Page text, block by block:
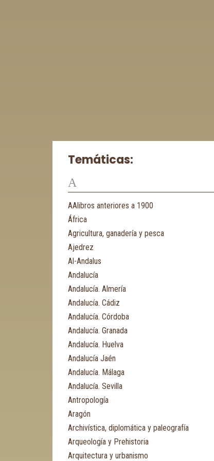
Temáticas:
A
AAlibros anteriores a 1900
África
Agricultura, ganadería y pesca
Ajedrez
Al-Andalus
Andalucía
Andalucía. Almería
Andalucía. Cádiz
Andalucía. Córdoba
Andalucía. Granada
Andalucía. Huelva
Andalucía Jaén
Andalucía. Málaga
Andalucía. Sevilla
Antropología
Aragón
Archivística, diplomática y paleografía
Arqueología y Prehistoria
Arquitectura y urbanismo